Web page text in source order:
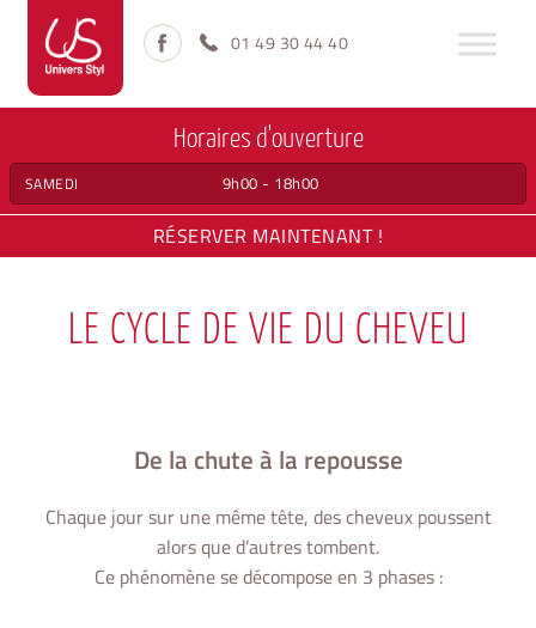
Aller
navigation
Aller
au
contenu
01 49 30 44 40
Horaires d'ouverture
SAMEDI 9h00 - 18h00
RÉSERVER MAINTENANT !
LE CYCLE DE VIE DU CHEVEU
De la chute à la repousse
Chaque jour sur une même tête, des cheveux poussent
alors que d’autres tombent.
Ce phénomène se décompose en 3 phases :